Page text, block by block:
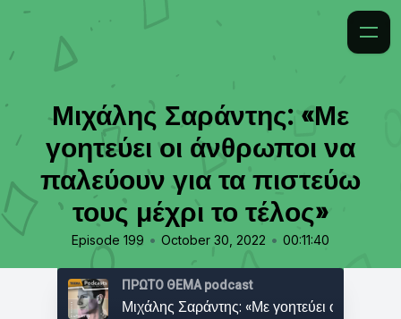
Μιχάλης Σαράντης: «Με
γοητεύει οι άνθρωποι να
παλεύουν για τα πιστεύω
τους μέχρι το τέλος»
Episode 199 • October 30, 2022 • 00:11:40
ΠΡΩΤΟ ΘΕΜΑ podcast